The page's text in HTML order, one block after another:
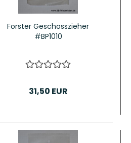
Forster Geschosszieher
#BP1010
31,50 EUR